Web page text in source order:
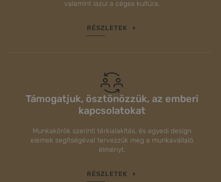
valamint lazul a céges kultúra.
RÉSZLETEK
Támogatjuk, ösztönözzük, az emberi
kapcsolatokat
Munkakörök szerinti térkialakítás, és egyedi design
elemek segítségéval tervezzük meg a munkavállaló
élményt.
RÉSZLETEK